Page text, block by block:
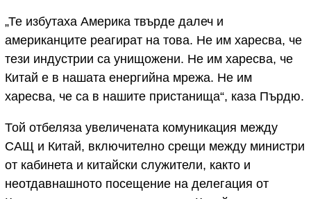
„Те избутаха Америка твърде далеч и
американците реагират на това. Не им харесва, че
тези индустрии са унищожени. Не им харесва, че
Китай е в нашата енергийна мрежа. Не им
харесва, че са в нашите пристанища“, каза Пърдю.
Той отбеляза увеличената комуникация между
САЩ и Китай, включително срещи между министри
от кабинета и китайски служители, както и
неотдавнашното посещение на делегация от